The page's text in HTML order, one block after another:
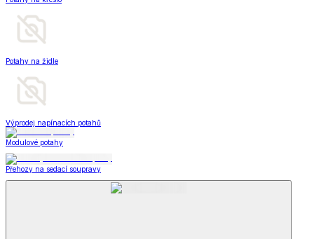
Potahy na židle
Výprodej napínacích potahů
Modulové potahy
Přehozy na sedací soupravy